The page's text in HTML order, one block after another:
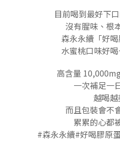
目前喝到最好下
沒有腥味、根
森永永續「好喝
水蜜桃口味好
高含量
一次補足一
越喝越
而且包裝會不
累累的心都
#森永永續#好喝膠原